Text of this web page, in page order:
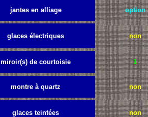
jantes en alliage option
glaces électriques non
miroir(s) de courtoisie 1
montre à quartz non
glaces teintées non